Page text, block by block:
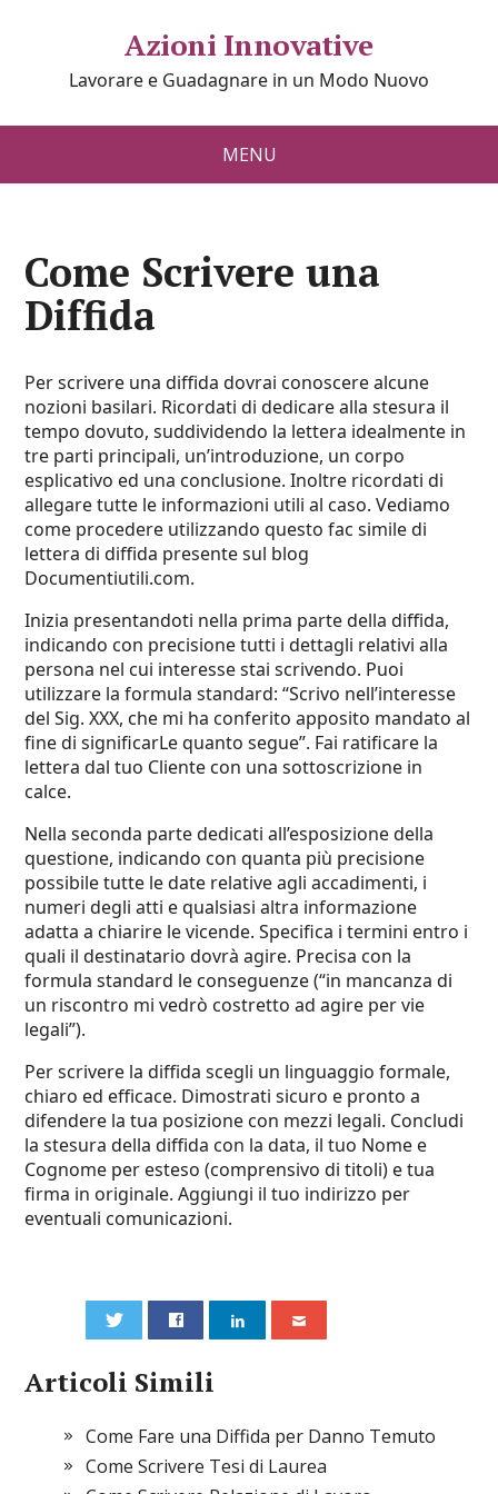
Azioni Innovative
Lavorare e Guadagnare in un Modo Nuovo
MENU
Come Scrivere una
Diffida
Per scrivere una diffida dovrai conoscere alcune
nozioni basilari. Ricordati di dedicare alla stesura il
tempo dovuto, suddividendo la lettera idealmente in
tre parti principali, un’introduzione, un corpo
esplicativo ed una conclusione. Inoltre ricordati di
allegare tutte le informazioni utili al caso. Vediamo
come procedere utilizzandoquesto fac simile di
lettera di diffida presente sul blog
Documentiutili.com.
Inizia presentandoti nella prima parte della diffida,
indicando con precisione tutti i dettagli relativi alla
persona nel cui interesse stai scrivendo. Puoi
utilizzare la formula standard: “Scrivo nell’interesse
del Sig. XXX, che mi ha conferito apposito mandato al
fine di significarLe quanto segue”. Fai ratificare la
lettera dal tuo Cliente con una sottoscrizione in
calce.
Nella seconda parte dedicati all’esposizione della
questione, indicando con quanta più precisione
possibile tutte le date relative agli accadimenti, i
numeri degli atti e qualsiasi altra informazione
adatta a chiarire le vicende. Specifica i termini entro i
quali il destinatario dovrà agire. Precisa con la
formula standard le conseguenze (“in mancanza di
un riscontro mi vedrò costretto ad agire per vie
legali”).
Per scrivere la diffida scegli un linguaggio formale,
chiaro ed efficace. Dimostrati sicuro e pronto a
difendere la tua posizione con mezzi legali. Concludi
la stesura della diffida con la data, il tuo Nome e
Cognome per esteso (comprensivo di titoli) e tua
firma in originale. Aggiungi il tuo indirizzo per
eventuali comunicazioni.
Articoli Simili
Come Fare una Diffida per Danno Temuto
Come Scrivere Tesi di Laurea